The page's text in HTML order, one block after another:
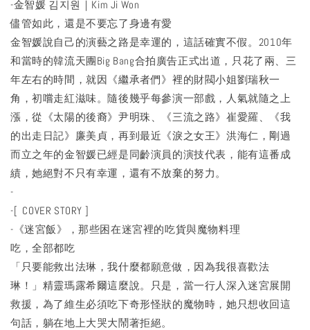
-金智媛 김지원｜Kim Ji Won
儘管如此，還是不要忘了身邊有愛
金智媛說自己的演藝之路是幸運的，這話確實不假。2010年
和當時的韓流天團Big Bang合拍廣告正式出道，只花了兩、三
年左右的時間，就因《繼承者們》裡的財閥小姐劉瑞秋一
角，初嚐走紅滋味。隨後幾乎每參演一部戲，人氣就隨之上
漲，從《太陽的後裔》尹明珠、《三流之路》崔愛羅、《我
的出走日記》廉美貞，再到最近《淚之女王》洪海仁，剛過
而立之年的金智媛已經是同齡演員的演技代表，能有這番成
績，她絕對不只有幸運，還有不放棄的努力。
-
-[ COVER STORY ]
-《迷宮飯》，那些困在迷宮裡的吃貨與魔物料理
吃，全部都吃
「只要能救出法琳，我什麼都願意做，因為我很喜歡法
琳！」精靈瑪露希爾這麼說。只是，當一行人深入迷宮展開
救援，為了維生必須吃下奇形怪狀的魔物時，她只想收回這
句話，躺在地上大哭大鬧著拒絕。